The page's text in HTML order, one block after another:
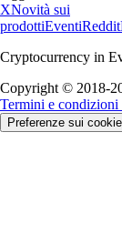
XNovità sui
prodottiEventiReddit
Cryptocurrency in
Copyright © 2018-
Termini e condizioni
Preferenze sui cookie